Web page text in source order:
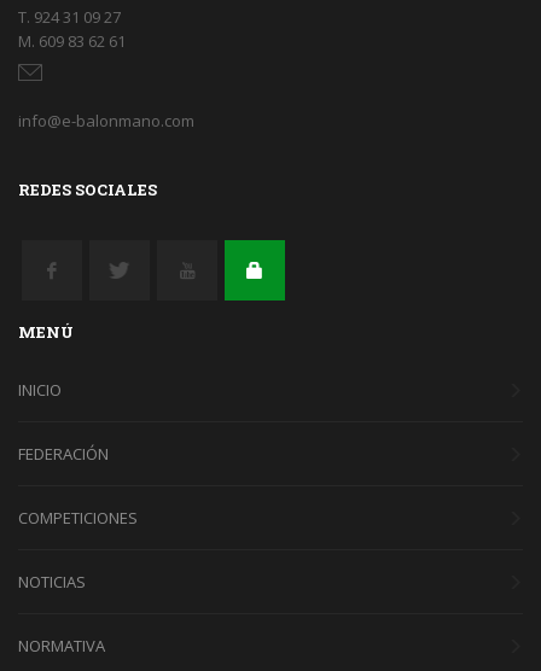
T. 924 31 09 27
M. 609 83 62 61
info@e-balonmano.com
REDES SOCIALES
MENÚ
INICIO
FEDERACIÓN
COMPETICIONES
NOTICIAS
NORMATIVA